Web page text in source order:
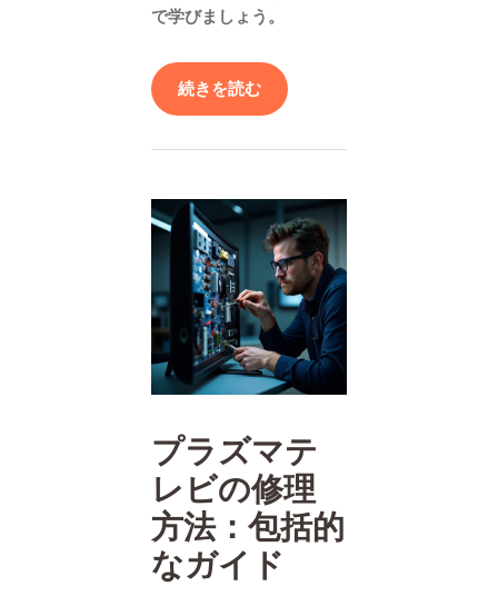
で学びましょう。
続きを読む
プラズマテ
レビの修理
方法：包括的
なガイド